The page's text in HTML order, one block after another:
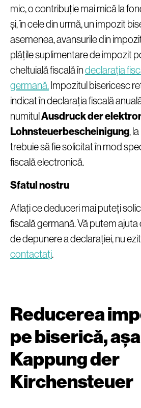
mic, o contribuție mai mică la
și, în cele din urmă, un impozit
asemenea, avansurile din
plățile suplimentare de impozit
cheltuială fiscală îndeclarația
germană.Impozitul bisericesc
indicat în declarația fiscală
numitulAusdruck der
Lohnsteuerbescheinigung,
trebuie să fie solicitat în mod
fiscală electronică.
Sfatul nostru
Aflați ce deduceri mai puteți
fiscală germană. Vă putem
de depunere a declarației, nu
contactați.
Reducerea
pe biserică,
Kappung der
Kirchensteuer